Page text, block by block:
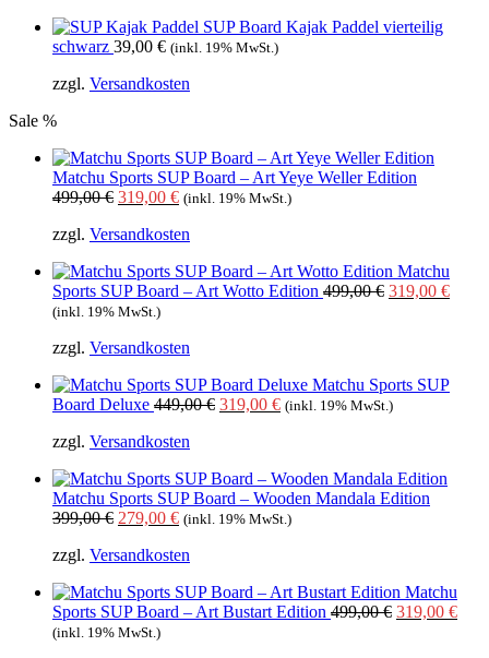
SUP Board Kajak Paddel vierteilig
schwarz 39,00 € (inkl. 19% MwSt.)
zzgl. Versandkosten
Sale %
Matchu Sports SUP Board – Art Yeye Weller Edition
499,00€ Ursprünglicher
war:
319,00 €Aktueller
ist:
(inkl. 19% MwSt.)
zzgl. Versandkosten
Matchu
Sports SUP Board – Art Wotto Edition 499,00€ 319,00 €
(inkl. 19% MwSt.)
zzgl. Versandkosten
Matchu Sports SUP
Board Deluxe 449,00€ Ursprünglicher
319,00 €Aktueller
(inkl. 19% MwSt.)
zzgl. Versandkosten
Matchu Sports SUP Board – Wooden Mandala Edition
399,00€ Ursprünglicher
war:
279,00 €Aktueller
ist:
(inkl. 19% MwSt.)
zzgl. Versandkosten
Matchu
Sports SUP Board – Art Bustart Edition 499,00€ 319,00 €
(inkl. 19% MwSt.)